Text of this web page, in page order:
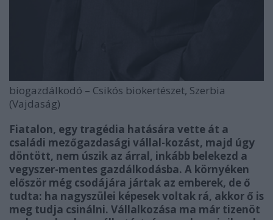
biogazdálkodó – Csikós biokertészet, Szerbia
(Vajdaság)
Fiatalon, egy tragédia hatására vette át a
családi mezőgazdasági vállal-kozást, majd úgy
döntött, nem úszik az árral, inkább belekezd a
vegyszer-mentes gazdálkodásba. A környéken
először még csodájára jártak az emberek, de ő
tudta: ha nagyszülei képesek voltak rá, akkor ő is
meg tudja csinálni. Vállalkozása ma már tizenöt